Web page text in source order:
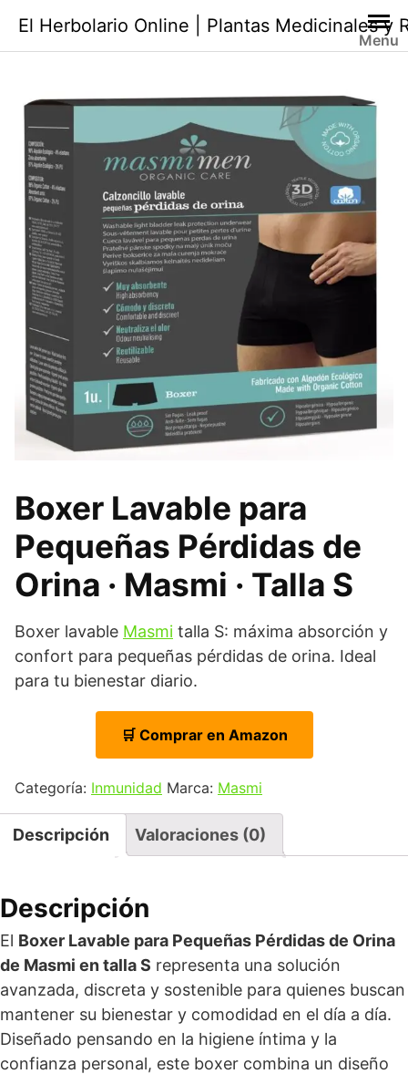
contenido
El Herbolario Online | Plantas Medicinales y
Menu
Boxer Lavable para
Pequeñas Pérdidas de
Orina · Masmi · Talla S
Boxer lavable Masmi talla S: máxima absorción y
confort para pequeñas pérdidas de orina. Ideal
para tu bienestar diario.
🛒 Comprar en Amazon
Categoría: Inmunidad Marca: Masmi
Descripción Valoraciones (0)
Descripción
El Boxer Lavable para Pequeñas Pérdidas de Orina
de Masmi en talla S representa una solución
avanzada, discreta y sostenible para quienes buscan
mantener su bienestar y comodidad en el día a día.
Diseñado pensando en la higiene íntima y la
confianza personal, este boxer combina un diseño